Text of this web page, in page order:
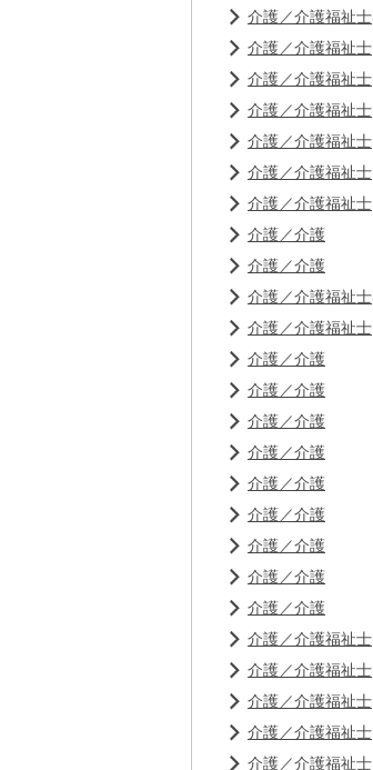
介護／介護福祉士
介護／介護福祉士
介護／介護福祉士
介護／介護福祉士
介護／介護福祉士
介護／介護福祉士
介護／介護福祉士
介護／介護
介護／介護
介護／介護福祉士
介護／介護福祉士
介護／介護
介護／介護
介護／介護
介護／介護
介護／介護
介護／介護
介護／介護
介護／介護
介護／介護
介護／介護福祉士
介護／介護福祉士
介護／介護福祉士
介護／介護福祉士
介護／介護福祉士